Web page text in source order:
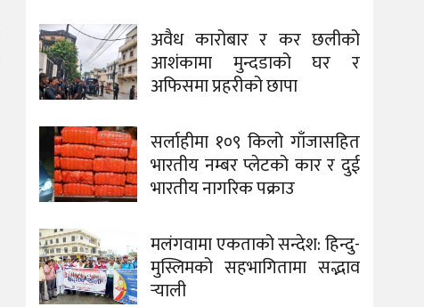
अवैध कारोबार र कर छलीको
आशंकामा मुन्दडाको घर र
अफिसमा प्रहरीको छापा
सर्लाहीमा १०९ किलो गाँजासहित
भारतीय नम्बर प्लेटको कार र दुई
भारतीय नागरिक पक्राउ
मलंगवामा एकताको सन्देश: हिन्दु-
मुस्लिमको सहभागितामा सद्भाव
र्‍याली